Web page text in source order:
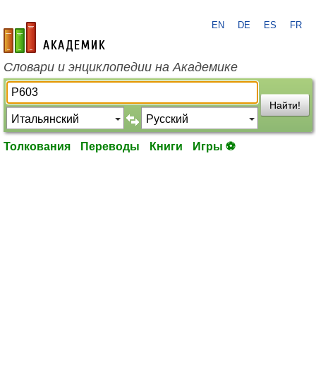
academic.ru
EN DE ES FR
Словари и энциклопедии на Академике
Найти!
Толкования Переводы Книги Игры ⚽